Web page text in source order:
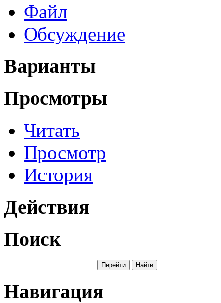
Файл
Обсуждение
Варианты
Просмотры
Читать
Просмотр
История
Действия
Поиск
Навигация